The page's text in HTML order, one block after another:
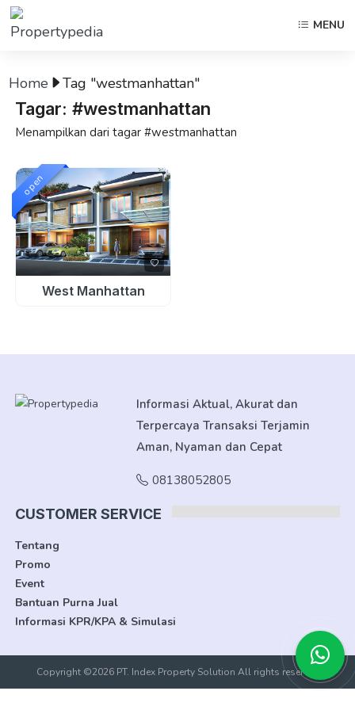
MENU
Home Tag "westmanhattan"
Tagar: #westmanhattan
Menampilkan dari tagar #westmanhattan
open
West Manhattan
Informasi Aktual, Akurat dan
Terpercaya Transaksi Terjamin
Aman, Nyaman dan Cepat
08138052805
CUSTOMER SERVICE
Tentang
Promo
Event
Bantuan Purna Jual
Informasi KPR/KPA & Simulasi
Copyright ©2026 PT. Index Property Solution All rights reserved